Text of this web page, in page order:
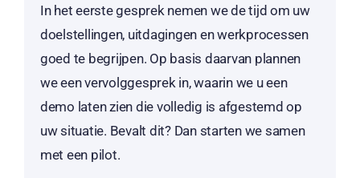
In het eerste gesprek nemen we de tijd om uw
doelstellingen, uitdagingen en werkprocessen
goed te begrijpen. Op basis daarvan plannen
we een vervolggesprek in, waarin we u een
demo laten zien die volledig is afgestemd op
uw situatie. Bevalt dit? Dan starten we samen
met een pilot.